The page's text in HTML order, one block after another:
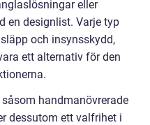
eller
en designlist. Varje typ
och insynsskydd,
ett alternativ för den
handmanövrerade
dessutom ett valfrihet i